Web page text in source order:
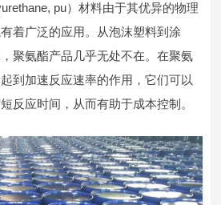
pu）材料由于其优异的物理
着广泛的应用。从泡沫塑料到涂
聚氨酯产品几乎无处不在。在聚氨
到加速反应速率的作用，它们可以
反应时间，从而有助于成本控制。